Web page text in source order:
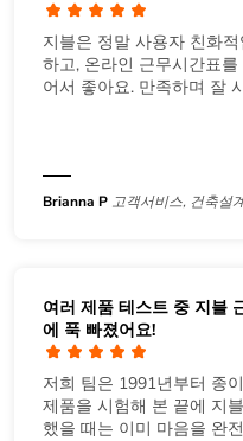
지블은 정말 사용자 친화
하고, 온라인 근무시간표
어서 좋아요. 만족하며 잘
Brianna P 고객서비스, 건축설
여러 제품 테스트 중 지블
에 푹 빠졌어요!
저희 팀은 1991년부터 종
제품을 시험해 본 끝에 지
했을 때는 이미 마음을 완